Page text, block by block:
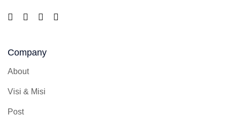
Company
About
Visi & Misi
Post